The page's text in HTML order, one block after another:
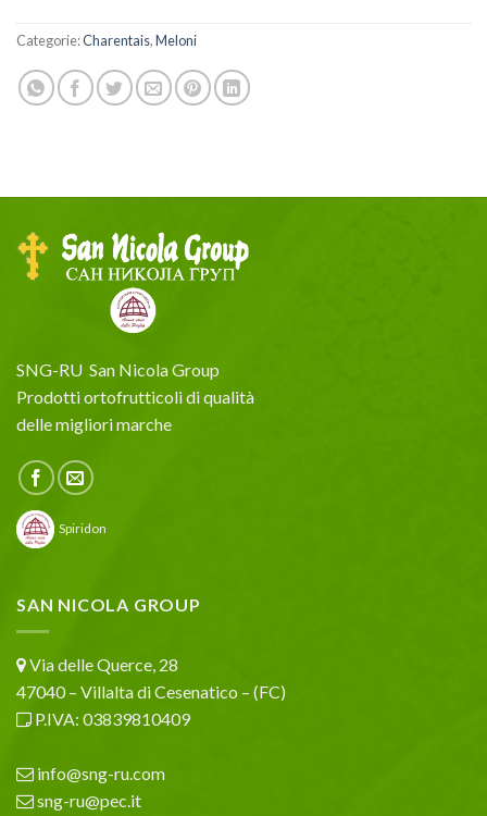
Categorie:Charentais,Meloni
SNG-RU San Nicola Group
Prodotti ortofrutticoli di qualità
delle migliori marche
Spiridon
SAN NICOLA GROUP
Via delle Querce, 28
47040 – Villalta di Cesenatico – (FC)
P.IVA: 03839810409
info@sng-ru.com
sng-ru@pec.it